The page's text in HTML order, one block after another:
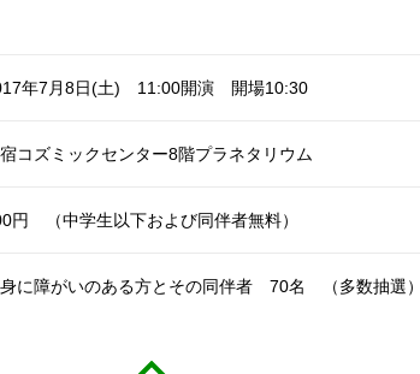
年7月8日(土) 11:00開演 開場10:30
コズミックセンター8階プラネタリウム
円 （中学生以下および同伴者無料）
に障がいのある方とその同伴者 70名 （多数抽選）